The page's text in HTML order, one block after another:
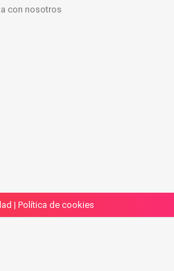
con nosotros
| Política de cookies